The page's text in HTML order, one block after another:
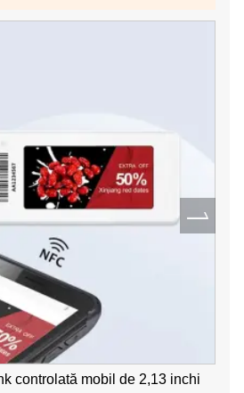
controlată mobil de 2,13 inchi